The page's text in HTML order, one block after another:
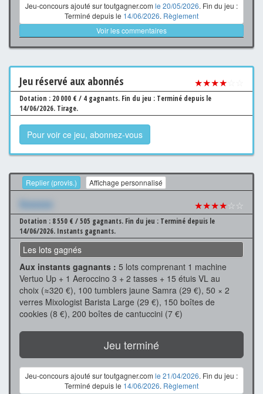
Jeu-concours ajouté sur toutgagner.com le 20/05/2026. Fin du jeu :
Terminé depuis le 14/06/2026. Règlement
Voir les commentaires
Jeu réservé aux abonnés ★★★★
Dotation : 20 000 € / 4 gagnants. Fin du jeu : Terminé depuis le
14/06/2026. Tirage.
Pour voir ce jeu, abonnez-vous
Replier (provis.) Affichage personnalisé
Xxxxxxx ★★★★☆☆
Dotation : 8 550 € / 505 gagnants. Fin du jeu : Terminé depuis le
14/06/2026. Instants gagnants.
Les lots gagnés
Aux instants gagnants : 5 lots comprenant 1 machine
Vertuo Up + 1 Aeroccino 3 + 2 tasses + 15 étuis VL au
choix (≈320 €), 100 tumblers jaune Samra (29 €), 50 × 2
verres Mixologist Barista Large (29 €), 150 boîtes de
cookies (8 €), 200 boîtes de cantuccini (7 €)
Jeu terminé
Jeu-concours ajouté sur toutgagner.com le 21/04/2026. Fin du jeu :
Terminé depuis le 14/06/2026. Règlement